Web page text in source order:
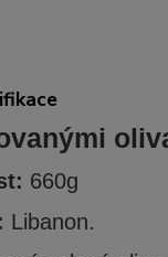
660g
Libanon.